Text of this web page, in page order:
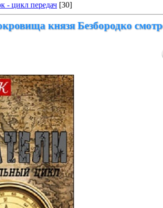
- цикл передач [30]
князя Безбородко